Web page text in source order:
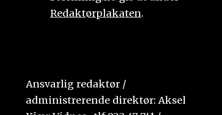
Redaktørplakaten.
Ansvarlig redaktør /
administrerende direktør: Aksel